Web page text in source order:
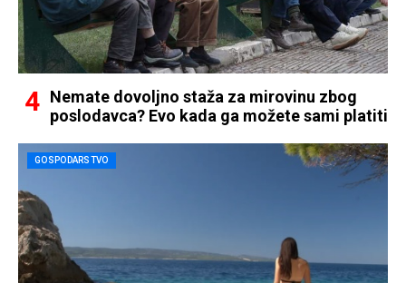
Nemate dovoljno staža za mirovinu zbog
poslodavca? Evo kada ga možete sami platiti
GOSPODARSTVO